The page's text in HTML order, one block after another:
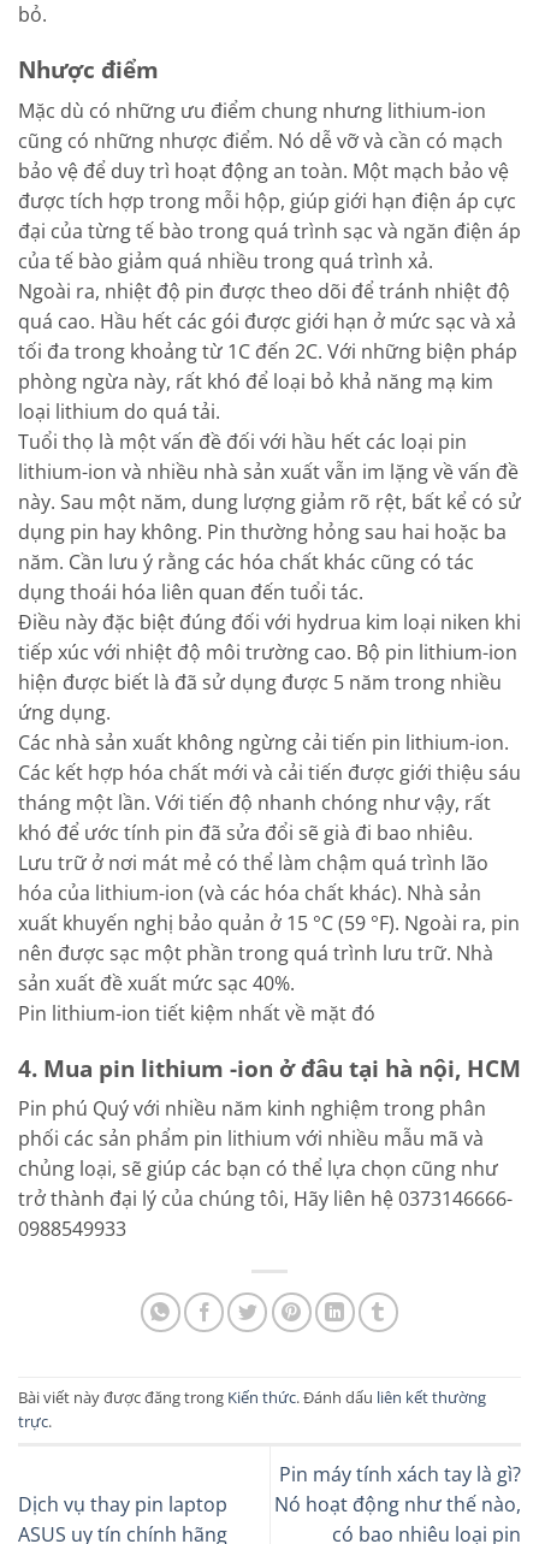
bỏ.
Nhược điểm
Mặc dù có những ưu điểm chung nhưng lithium-ion
cũng có những nhược điểm. Nó dễ vỡ và cần có mạch
bảo vệ để duy trì hoạt động an toàn. Một mạch bảo vệ
được tích hợp trong mỗi hộp, giúp giới hạn điện áp cực
đại của từng tế bào trong quá trình sạc và ngăn điện áp
của tế bào giảm quá nhiều trong quá trình xả.
Ngoài ra, nhiệt độ pin được theo dõi để tránh nhiệt độ
quá cao. Hầu hết các gói được giới hạn ở mức sạc và xả
tối đa trong khoảng từ 1C đến 2C. Với những biện pháp
phòng ngừa này, rất khó để loại bỏ khả năng mạ kim
loại lithium do quá tải.
Tuổi thọ là một vấn đề đối với hầu hết các loại pin
lithium-ion và nhiều nhà sản xuất vẫn im lặng về vấn đề
này. Sau một năm, dung lượng giảm rõ rệt, bất kể có sử
dụng pin hay không. Pin thường hỏng sau hai hoặc ba
năm. Cần lưu ý rằng các hóa chất khác cũng có tác
dụng thoái hóa liên quan đến tuổi tác.
Điều này đặc biệt đúng đối với hydrua kim loại niken khi
tiếp xúc với nhiệt độ môi trường cao. Bộ pin lithium-ion
hiện được biết là đã sử dụng được 5 năm trong nhiều
ứng dụng.
Các nhà sản xuất không ngừng cải tiến pin lithium-ion.
Các kết hợp hóa chất mới và cải tiến được giới thiệu sáu
tháng một lần. Với tiến độ nhanh chóng như vậy, rất
khó để ước tính pin đã sửa đổi sẽ già đi bao nhiêu.
Lưu trữ ở nơi mát mẻ có thể làm chậm quá trình lão
hóa của lithium-ion (và các hóa chất khác). Nhà sản
xuất khuyến nghị bảo quản ở 15 °C (59 °F). Ngoài ra, pin
nên được sạc một phần trong quá trình lưu trữ. Nhà
sản xuất đề xuất mức sạc 40%.
Pin lithium-ion tiết kiệm nhất về mặt đó
4. Mua pin lithium -ion ở đâu tại hà nội, HCM
Pin phú Quý với nhiều năm kinh nghiệm trong phân
phối các sản phẩm pin lithium với nhiều mẫu mã và
chủng loại, sẽ giúp các bạn có thể lựa chọn cũng như
trở thành đại lý của chúng tôi, Hãy liên hệ 0373146666-
0988549933
Bài viết này được đăng trong Kiến thức. Đánh dấu liên kết thường
trực.
Dịch vụ thay pin laptop
ASUS uy tín chính hãng
Pin máy tính xách tay là gì?
Nó hoạt động như thế nào,
có bao nhiêu loại pin